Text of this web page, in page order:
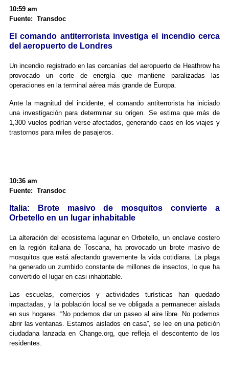
10:59 am
Fuente: Transdoc
El comando antiterrorista investiga el incendio cerca
del aeropuerto de Londres
Un incendio registrado en las cercanías del aeropuerto de Heathrow ha
provocado un corte de energía que mantiene paralizadas las
operaciones en la terminal aérea más grande de Europa.
Ante la magnitud del incidente, el comando antiterrorista ha iniciado
una investigación para determinar su origen. Se estima que más de
1,300 vuelos podrían verse afectados, generando caos en los viajes y
trastornos para miles de pasajeros.
10:36 am
Fuente: Transdoc
Italia: Brote masivo de mosquitos convierte a
Orbetello en un lugar inhabitable
La alteración del ecosistema lagunar en Orbetello, un enclave costero
en la región italiana de Toscana, ha provocado un brote masivo de
mosquitos que está afectando gravemente la vida cotidiana. La plaga
ha generado un zumbido constante de millones de insectos, lo que ha
convertido el lugar en casi inhabitable.
Las escuelas, comercios y actividades turísticas han quedado
impactadas, y la población local se ve obligada a permanecer aislada
en sus hogares. “No podemos dar un paseo al aire libre. No podemos
abrir las ventanas. Estamos aislados en casa”, se lee en una petición
ciudadana lanzada en Change.org, que refleja el descontento de los
residentes.